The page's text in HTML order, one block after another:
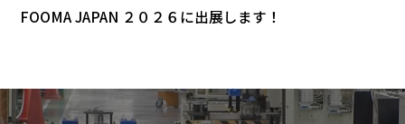
FOOMA JAPAN ２０２６に出展します！